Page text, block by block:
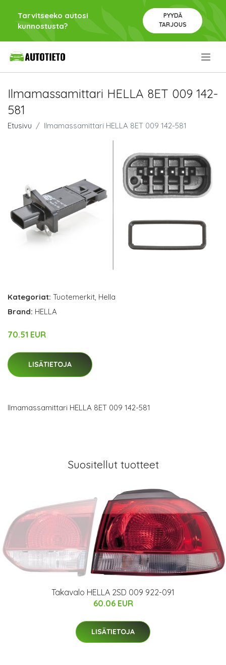
Tarvitseeko autosi
kunnostusta?
PYYDÄ
TARJOUS
Ilmamassamittari HELLA 8ET 009 142-
581
Etusivu Ilmamassamittari HELLA 8ET 009 142-581
Kategoriat: Tuotemerkit Hella
Brand: HELLA
70.51 EUR
LISÄTIETOJA
Ilmamassamittari HELLA 8ET 009 142-581
Suositellut tuotteet
Takavalo HELLA 2SD 009 922-091
60.06 EUR
LISÄTIETOJA